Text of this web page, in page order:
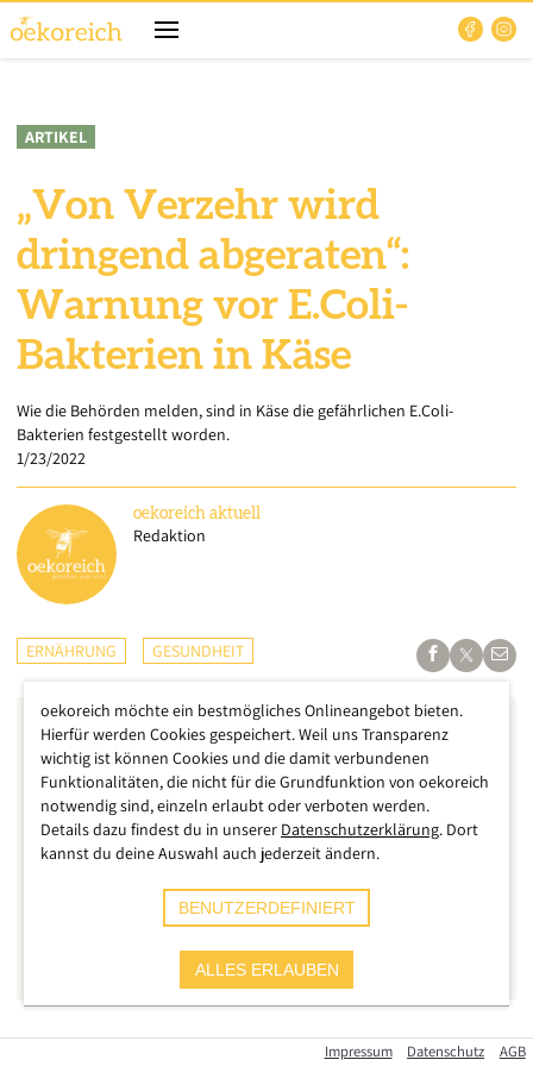
ARTIKEL
„Von Verzehr wird
dringend abgeraten“:
Warnung vor E.Coli-
Bakterien in Käse
Wie die Behörden melden, sind in Käse die gefährlichen E.Coli-
Bakterien festgestellt worden.
1/23/2022
oekoreich aktuell
Redaktion
ERNÄHRUNG GESUNDHEIT
Wie die Behördenmelden, sind in Käse die gefährlichen
Impressum Datenschutz AGB
oekoreich möchte ein bestmögliches Onlineangebot bieten.
Hierfür werden Cookies gespeichert. Weil uns Transparenz
wichtig ist können Cookies und die damit verbundenen
Funktionalitäten, die nicht für die Grundfunktion von oekoreich
notwendig sind, einzeln erlaubt oder verboten werden.
Details dazu findest du in unserer Datenschutzerklärung. Dort
kannst du deine Auswahl auch jederzeit ändern.
BENUTZERDEFINIERT
ALLES ERLAUBEN